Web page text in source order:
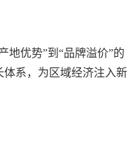
地优势”到“品牌溢价”的
系，为区域经济注入新